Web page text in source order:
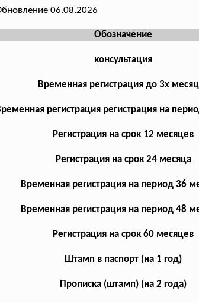
06.08.2026
Обозначение
консультация
Временная регистрация до 3х
регистрация регистрация на
Регистрация на срок 12 месяцев
Регистрация на срок 24 месяца
Временная регистрация на период 36
Временная регистрация на период 48
Регистрация на срок 60 месяцев
Штамп в паспорт (на 1 год)
Прописка (штамп) (на 2 года)